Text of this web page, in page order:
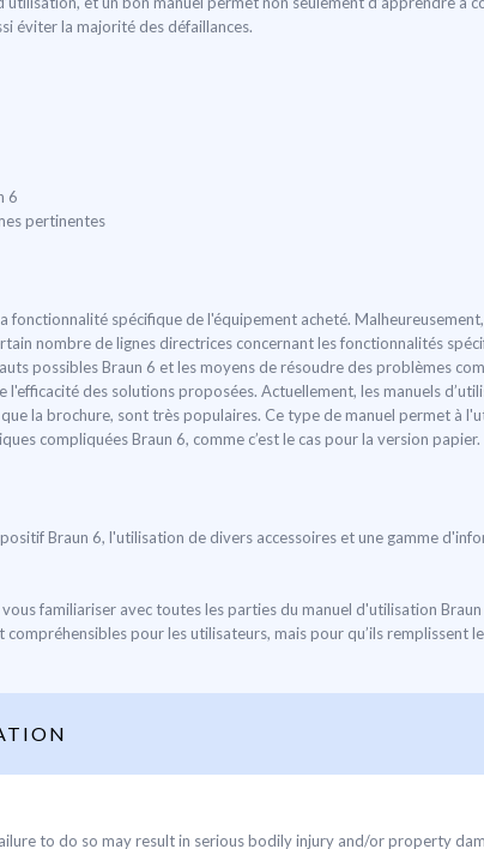
éviter la majorité des défaillances.
6
pertinentes
spécifique de l'équipement acheté.
nombre de lignes directrices concernant les fonctionnalités
possibles Braun 6 et les moyens de résoudre des problèmes
des solutions proposées. Actuellement, les manuels
la brochure, sont très populaires. Ce type de manuel permet à
compliquées Braun 6, comme c’est le cas pour la version papier.
Braun 6, l'utilisation de divers accessoires et une gamme
familiariser avec toutes les parties du manuel d'utilisation
pour les utilisateurs, mais pour qu’ils remplissent
to do so may result in serious bodily injury and/or property